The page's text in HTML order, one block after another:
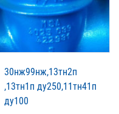
30нж99нж,13тн2п
,13тн1п ду250,11тн41п
ду100